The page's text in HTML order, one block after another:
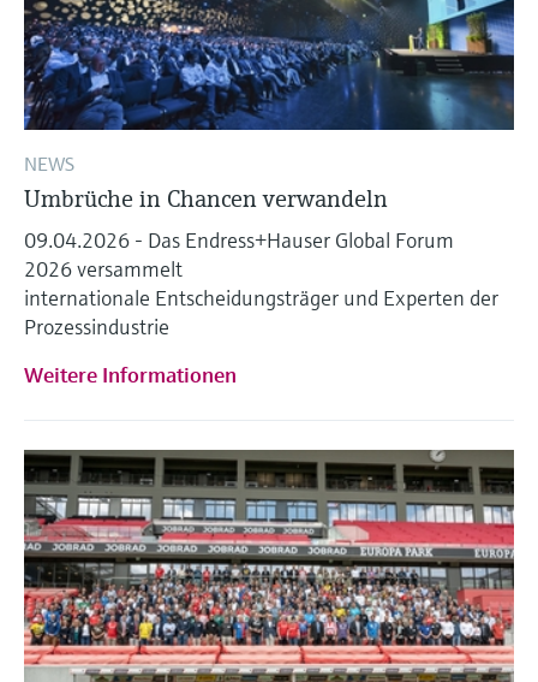
NEWS
Umbrüche in Chancen verwandeln
09.04.2026 - Das Endress+Hauser Global Forum
2026 versammelt
internationale Entscheidungsträger und Experten der
Prozessindustrie
Weitere Informationen